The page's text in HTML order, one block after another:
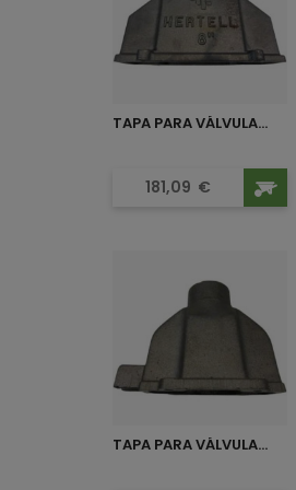
TAPA PARA VÁLVULA...
Precio
181,09 €
TAPA PARA VÁLVULA...